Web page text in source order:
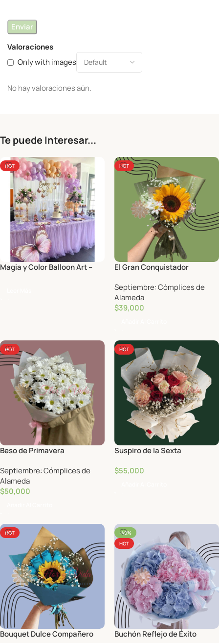
Valoraciones
Only with images
No hay valoraciones aún.
Te puede Interesar...
HOT
Magia y Color Balloon Art –
HOT
El Gran Conquistador
Septiembre: Cómplices de
Alameda
$39,000
HOT
Beso de Primavera
Septiembre: Cómplices de
Alameda
$50,000
HOT
Suspiro de la Sexta
$55,000
HOT
Bouquet Dulce Compañero
-40%
HOT
Buchón Reflejo de Éxito